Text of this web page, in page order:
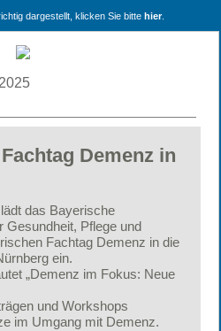
dargestellt, klicken Sie bitte hier.
Demenz in
das Bayerische
Gesundheit, Pflege und
Fachtag Demenz in die
ein.
„Demenz im Fokus: Neue
und Workshops
im Umgang mit Demenz.